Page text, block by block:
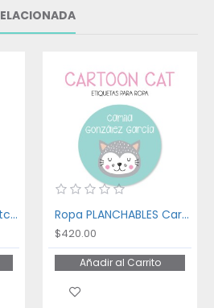
Ropa PLANCHABLES Kitchen Ropa PLANCHABLES Cartoon Cat
$420.00
Añadir al Carrito